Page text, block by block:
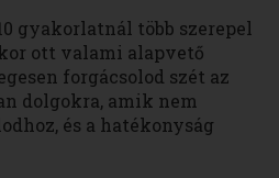
gyakorlatnál több szerepel
ott valami alapvető
forgácsolod szét az
dolgokra, amik nem
és a hatékonyság